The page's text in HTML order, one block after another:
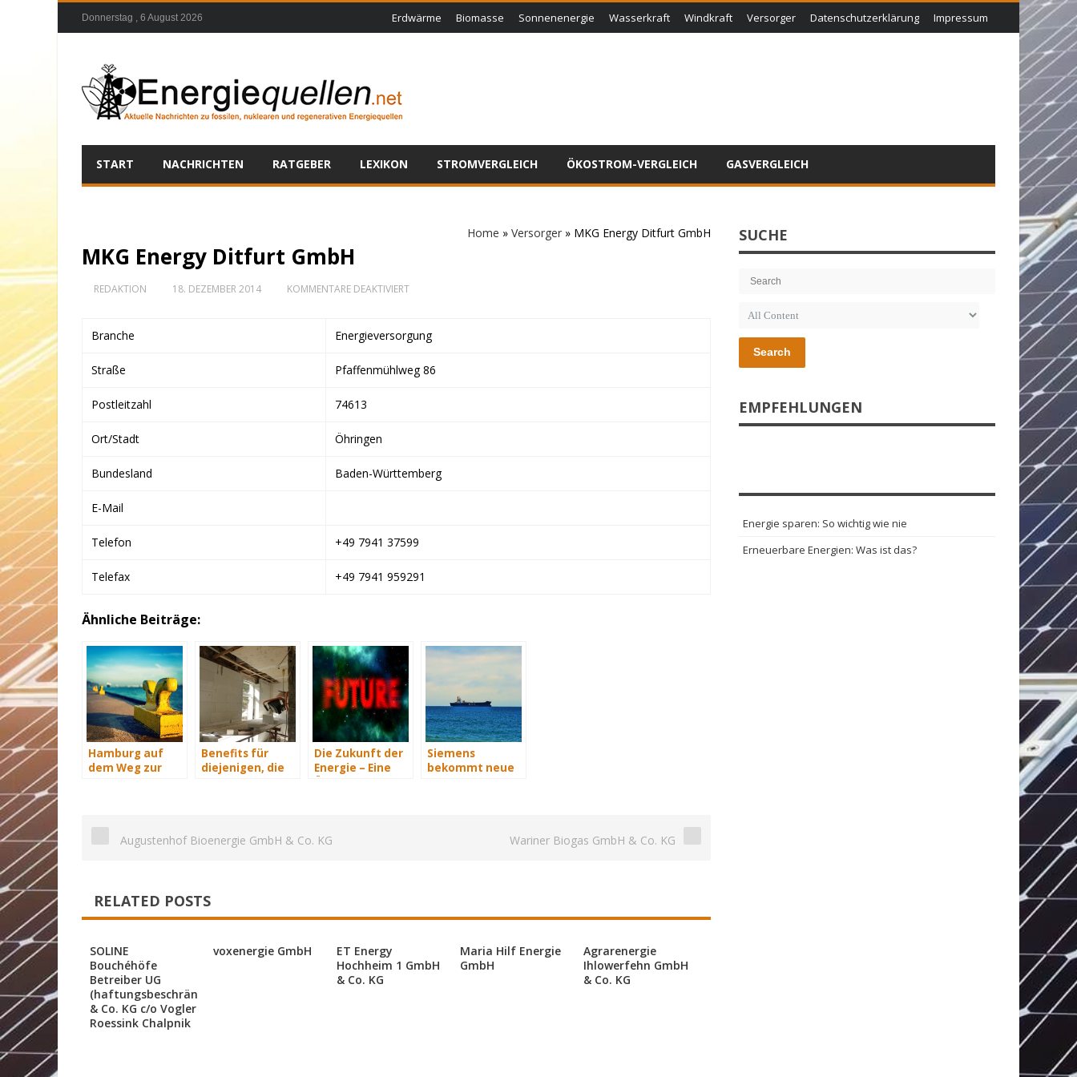
Donnerstag , 6 August 2026 Erdwärme Biomasse Sonnenenergie Wasserkraft Windkraft Versorger Datenschutzerklärung Impressum
START NACHRICHTEN RATGEBER LEXIKON STROMVERGLEICH ÖKOSTROM-VERGLEICH GASVERGLEICH
Home » Versorger » MKG Energy Ditfurt GmbH
MKG Energy Ditfurt GmbH
REDAKTION 18. DEZEMBER 2014 KOMMENTARE DEAKTIVIERTFÜR
GMBH
Branche Energieversorgung
Straße Pfaffenmühlweg 86
Postleitzahl 74613
Ort/Stadt Öhringen
Bundesland Baden-Württemberg
E-Mail
Telefon +49 7941 37599
Telefax +49 7941 959291
Ähnliche Beiträge:
Hamburg auf
dem Weg zur
Benefits für
diejenigen, die
Die Zukunft der
Energie – Eine
Siemens
bekommt neue
Augustenhof Bioenergie GmbH & Co. KG Wariner Biogas GmbH & Co. KG
RELATED POSTS
SOLINE
Bouchéhöfe
Betreiber UG
(haftungsbeschränkt)
& Co. KG c/o Vogler
Roessink Chalpnik
voxenergie GmbH
ET Energy
Hochheim 1 GmbH
& Co. KG
Maria Hilf Energie
GmbH
Agrarenergie
Ihlowerfehn GmbH
& Co. KG
SUCHE
Search
EMPFEHLUNGEN
Energie sparen: So wichtig wie nie
Erneuerbare Energien: Was ist das?